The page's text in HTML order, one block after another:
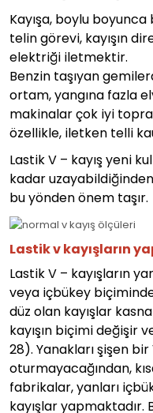
Kayışa, boylu
telin görevi, kayışın
elektriği iletmektir.
Benzin taşıyan
ortam, yangına fazla
makinalar çok iyi
özellikle, iletken telli
Lastik V – kayış yeni
kadar
bu yönden önem taşır.
Lastik v kayışların
Lastik V – kayışların
veya içbükey biçiminde
düz olan kayışlar
kayışın biçimi değişir
28). Yanakları şişen bir
oturmayacağından,
fabrikalar, yanları
kayışlar yapmaktadır.